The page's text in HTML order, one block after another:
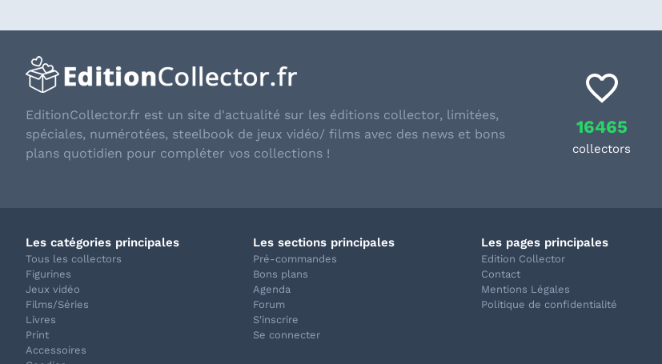
EditionCollector.fr est un site d'actualité sur les éditions collector, limitées,
spéciales, numérotées, steelbook de jeux vidéo/ films avec des news et bons
plans quotidien pour compléter vos collections !
16465
collectors
Les catégories principales
Tous les collectors
Figurines
Jeux vidéo
Films/Séries
Livres
Print
Accessoires
Les sections principales
Pré-commandes
Bons plans
Agenda
Forum
S'inscrire
Se connecter
Les pages principales
Edition Collector
Contact
Mentions Légales
Politique de confidentialité